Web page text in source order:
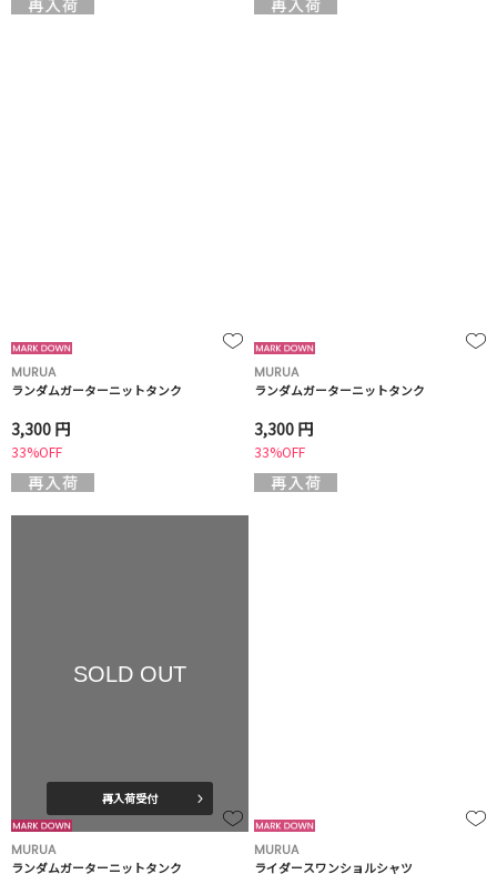
MURUA
ランダムガーターニットタンク
3,300 円
33%OFF
MURUA
ランダムガーターニットタンク
3,300 円
33%OFF
SOLD OUT
再入荷受付
MURUA
ランダムガーターニットタンク
MURUA
ライダースワンショルシャツ